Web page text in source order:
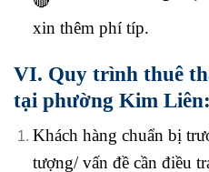
xin thêm phí típ.
VI. Quy trình thuê
tại phường Kim Liên:
Khách hàng chuẩn bị
tượng/ vấn đề cần điều